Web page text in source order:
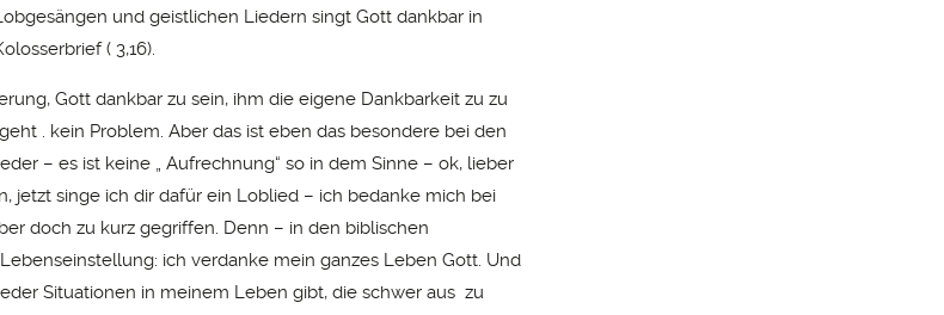
und geistlichen Liedern singt Gott dankbar in
( 3,16).
Gott dankbar zu sein, ihm die eigene Dankbarkeit zu zu
. kein Problem. Aber das ist eben das besondere bei den
– es ist keine „ Aufrechnung“ so in dem Sinne – ok, lieber
jetzt singe ich dir dafür ein Loblied – ich bedanke mich bei
doch zu kurz gegriffen. Denn – in den biblischen
ich verdanke mein ganzes Leben Gott. Und
Situationen in meinem Leben gibt, die schwer aus zu